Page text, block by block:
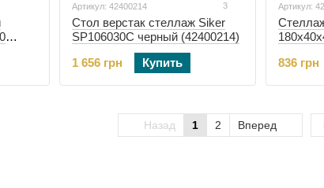
Артикул: 42400214 3
Стол верстак стеллаж Siker
SP106030C черный (42400214)
1 656 грн
Купить
Артикул:
836 грн
Назад 1 2 Вперед